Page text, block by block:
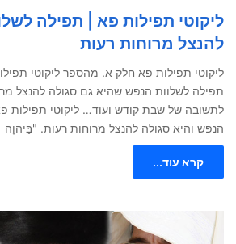
ליקוטי תפילות פא | תפילה
להנצל מרוחות רעות
ליקוטי תפילות פא חלק א. מהספר ליקוטי
תפילה לשלוות הנפש שהיא גם סגולה להנצל
לתשובה של שבת קודש ועוד… ליקוטי תפילות
הנפש והיא סגולה להנצל מרוחות רעות.
קרא עוד...